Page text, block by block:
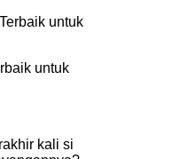
untuk
kali si